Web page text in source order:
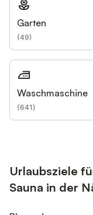
Garten
(49)
Waschmaschine
(641)
Urlaubsziele
Sauna in der